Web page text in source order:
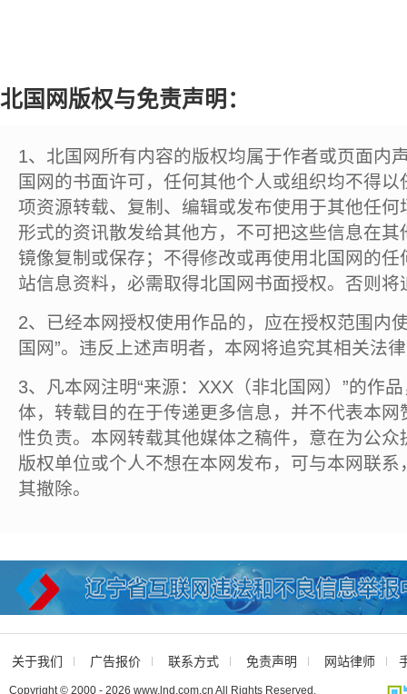
北国网版权与免责声明：
1、北国网所有内容的版权均属于作者或页面内
国网的书面许可，任何其他个人或组织均不得
项资源转载、复制、编辑或发布使用于其他任
形式的资讯散发给其他方，不可把这些信息在
镜像复制或保存；不得修改或再使用北国网的
站信息资料，必需取得北国网书面授权。否则将
2、已经本网授权使用作品的，应在授权范围内
国网”。违反上述声明者，本网将追究其相关法
3、凡本网注明“来源：XXX（非北国网）”的作
体，转载目的在于传递更多信息，并不代表本
性负责。本网转载其他媒体之稿件，意在为公
版权单位或个人不想在本网发布，可与本网联
其撤除。
关于我们 广告报价 联系方式 免责声明 网站律师
Copyright © 2000 - 2026 www.lnd.com.cn All Rights Reserved.